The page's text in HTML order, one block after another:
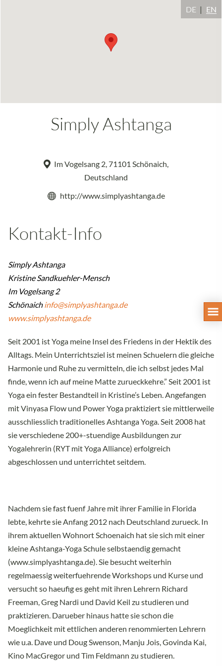
DE EN
Simply Ashtanga
Im Vogelsang 2, 71101 Schönaich,
Deutschland
http://www.simplyashtanga.de
Kontakt-Info
Simply Ashtanga
Kristine Sandkuehler-Mensch
Im Vogelsang 2
Schönaich info@simplyashtanga.de
www.simplyashtanga.de
Seit 2001 ist Yoga meine Insel des Friedens in der Hektik des
Alltags. Mein Unterrichtsziel ist meinen Schuelern die gleiche
Harmonie und Ruhe zu vermitteln, die ich selbst jedes Mal
finde, wenn ich auf meine Matte zurueckkehre.” Seit 2001 ist
Yoga ein fester Bestandteil in Kristine’s Leben. Angefangen
mit Vinyasa Flow und Power Yoga praktiziert sie mittlerweile
ausschliesslich traditionelles Ashtanga Yoga. Seit 2008 hat
sie verschiedene 200+-stuendige Ausbildungen zur
Yogalehrerin (RYT mit Yoga Alliance) erfolgreich
abgeschlossen und unterrichtet seitdem.
Nachdem sie fast fuenf Jahre mit ihrer Familie in Florida
lebte, kehrte sie Anfang 2012 nach Deutschland zurueck. In
ihrem aktuellen Wohnort Schoenaich hat sie sich mit einer
kleine Ashtanga-Yoga Schule selbstaendig gemacht
(www.simplyashtanga.de). Sie besucht weiterhin
regelmaessig weiterfuehrende Workshops und Kurse und
versucht so haeufig es geht mit ihren Lehrern Richard
Freeman, Greg Nardi und David Keil zu studieren und
praktizieren. Darueber hinaus hatte sie schon die
Moeglichkeit mit ettlichen anderen renommierten Lehrern
wie u.a. Dave und Doug Swenson, Manju Jois, Govinda Kai,
Kino MacGregor und Tim Feldmann zu studieren.